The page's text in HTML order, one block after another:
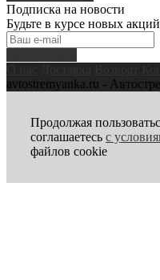
Подписка на новости
Будьте в курсе новых
avtostremyanka.ru -
Продолжая
соглашаетесь с
файлов cookie